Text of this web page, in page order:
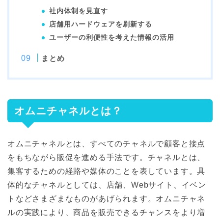
社内体制を見直す
店舗用ハードウェアを刷新する
ユーザーの利便性を考えた情報の活用
まとめ
オムニチャネルとは？
オムニチャネルとは、すべてのチャネルで顧客と接点
をもちながら販促を進める手法です。チャネルとは、
集客するための経路や媒体のことを表しています。具
体的なチャネルとしては、店舗、Webサイト、イベン
トなどさまざまなものがあげられます。オムニチャネ
ルの実践により、商品を販売できるチャンスをより増